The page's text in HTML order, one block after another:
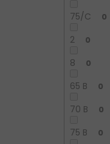
75/C 0
2 0
8 0
65 B 0
70 B 0
75 B 0